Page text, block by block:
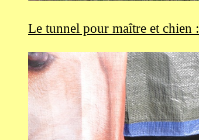
Le tunnel pour maître et chien :